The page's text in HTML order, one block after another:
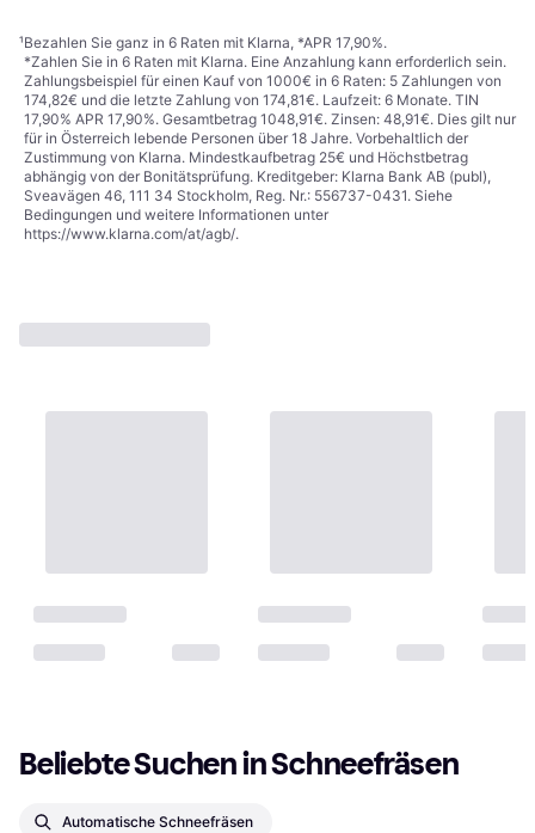
¹Bezahlen Sie ganz in 6 Raten mit Klarna, *APR 17,90%.
*Zahlen Sie in 6 Raten mit Klarna. Eine Anzahlung kann erforderlich sein.
Zahlungsbeispiel für einen Kauf von 1000€ in 6 Raten: 5 Zahlungen von
174,82€ und die letzte Zahlung von 174,81€. Laufzeit: 6 Monate. TIN
17,90% APR 17,90%. Gesamtbetrag 1048,91€. Zinsen: 48,91€. Dies gilt nur
für in Österreich lebende Personen über 18 Jahre. Vorbehaltlich der
Zustimmung von Klarna. Mindestkaufbetrag 25€ und Höchstbetrag
abhängig von der Bonitätsprüfung. Kreditgeber: Klarna Bank AB (publ),
Sveavägen 46, 111 34 Stockholm, Reg. Nr.: 556737-0431. Siehe
Bedingungen und weitere Informationen unter
https://www.klarna.com/at/agb/.
Beliebte Suchen in Schneefräsen
Automatische Schneefräsen